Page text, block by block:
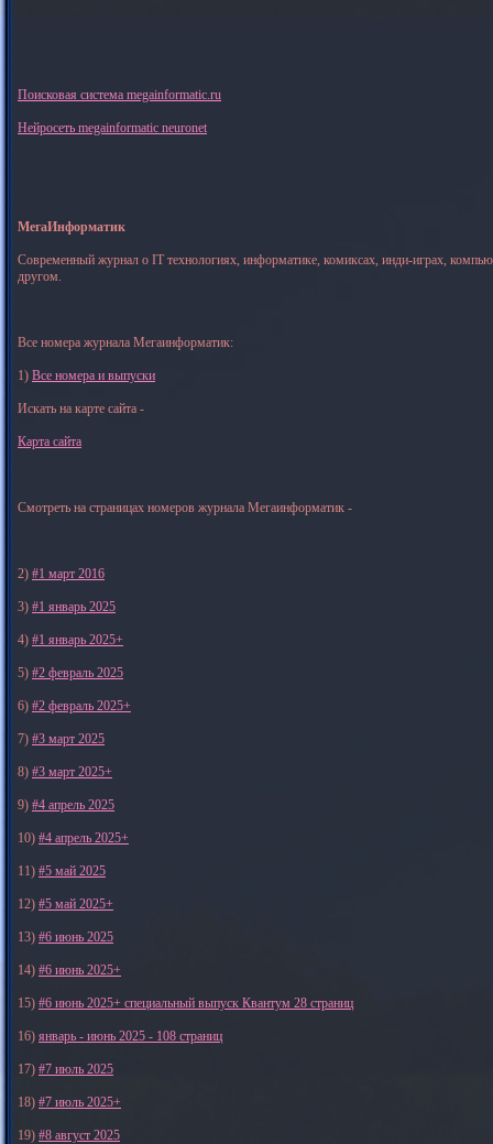
Поисковая система megainformatic.ru
Нейросеть megainformatic neuronet
МегаИнформатик
Современный журнал о IT технологиях, информатике, комиксах, инди-играх,
другом.
Все номера журнала Мегаинформатик:
1) Все номера и выпуски
Искать на карте сайта -
Карта сайта
Смотреть на страницах номеров журнала Мегаинформатик -
2) #1 март 2016
3) #1 январь 2025
4) #1 январь 2025+
5) #2 февраль 2025
6) #2 февраль 2025+
7) #3 март 2025
8) #3 март 2025+
9) #4 апрель 2025
10) #4 апрель 2025+
11) #5 май 2025
12) #5 май 2025+
13) #6 июнь 2025
14) #6 июнь 2025+
15) #6 июнь 2025+ специальный выпуск Квантум 28 страниц
16) январь - июнь 2025 - 108 страниц
17) #7 июль 2025
18) #7 июль 2025+
19) #8 август 2025